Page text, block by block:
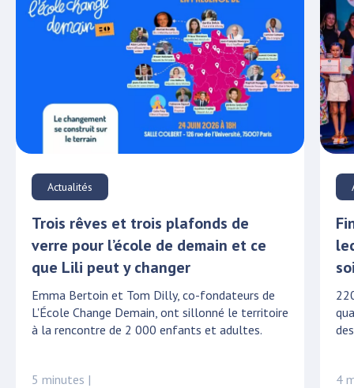
Actualités
Trois rêves et trois plafonds de
verre pour l’école de demain et ce
que Lili peut y changer
Emma Bertoin et Tom Dilly, co-fondateurs de
L'École Change Demain, ont sillonné le territoire
à la rencontre de 2 000 enfants et adultes.
5 minutes | 4